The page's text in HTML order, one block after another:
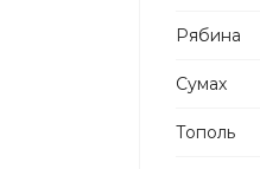
Рябина
Сумах
Тополь